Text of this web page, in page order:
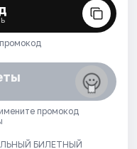
промокод
БИЛЕТНЫЙ